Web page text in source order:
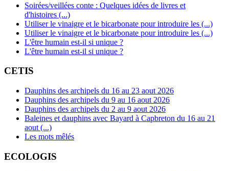
Soirées/veillées conte : Quelques idées de livres et
d'histoires (...)
Utiliser le vinaigre et le bicarbonate pour introduire les (...)
Utiliser le vinaigre et le bicarbonate pour introduire les (...)
L'être humain est-il si unique ?
L'être humain est-il si unique ?
CETIS
Dauphins des archipels du 16 au 23 aout 2026
Dauphins des archipels du 9 au 16 aout 2026
Dauphins des archipels du 2 au 9 aout 2026
Baleines et dauphins avec Bayard à Capbreton du 16 au 21
aout (...)
Les mots mêlés
ECOLOGIS